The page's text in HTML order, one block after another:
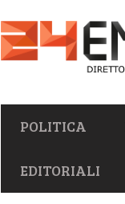
NAVIGAZIONE
PRIMARIA
POLITICA
EDITORIALI